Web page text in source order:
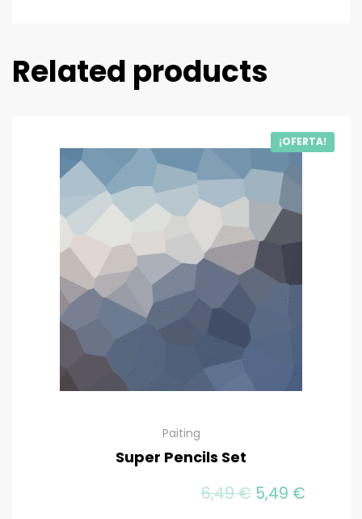
Related products
¡OFERTA!
Paiting
Super Pencils Set
6,49€ El precio
5,49 €